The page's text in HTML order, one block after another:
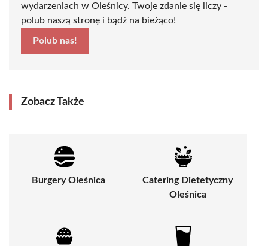
wydarzeniach w Oleśnicy. Twoje zdanie się liczy -
polub naszą stronę i bądź na bieżąco!
Polub nas!
Zobacz Także
Burgery Oleśnica
Catering Dietetyczny
Oleśnica